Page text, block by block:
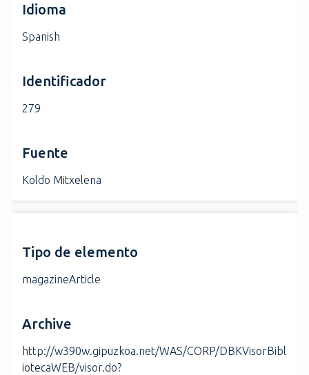
Idioma
Spanish
Identificador
279
Fuente
Koldo Mitxelena
Tipo de elemento
magazineArticle
Archive
http://w390w.gipuzkoa.net/WAS/CORP/DBKVisorBibl
iotecaWEB/visor.do?